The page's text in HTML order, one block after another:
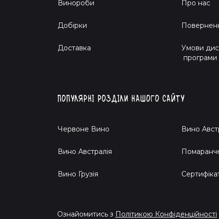
Тож не відкладай і не зволікай! Ця жива
Натуральний Гриньйоліно 2023 готовий
Відкрий для себе Гриньйоліно 2023 з
Винороби
Добірки
Доставка
Про нас
Умови
програми
Популярні розділи нашого сайту
Червоне Вино
Вино Австралія
Вино Грузія
Вино
Ознайомитись з Політикою Конфіденційності